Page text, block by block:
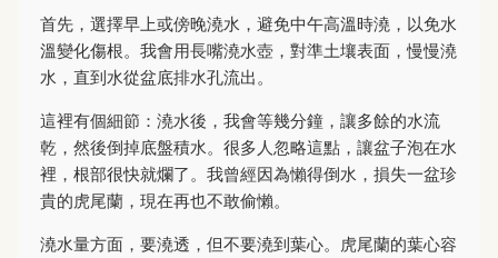
首先，選擇早上或傍晚澆水，避免中午高溫時澆，以免水
溫變化傷根。我會用長嘴澆水壺，對準土壤表面，慢慢澆
水，直到水從盆底排水孔流出。
這裡有個細節：澆水後，我會等幾分鐘，讓多餘的水流
乾，然後倒掉底盤積水。很多人忽略這點，讓盆子泡在水
裡，根部很快就爛了。我曾經因為懶得倒水，損失一盆珍
貴的虎尾蘭，現在再也不敢偷懶。
澆水量方面，要澆透，但不要澆到葉心。虎尾蘭的葉心容